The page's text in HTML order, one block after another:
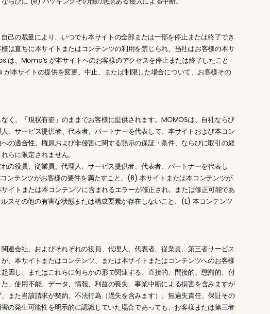
の裁量により、いつでも本サイトの全部または一部を停止または終了でき
は直ちに本サイトまたはコンテンツの利用を禁じられ、当社はお客様の本サ
、Momo’s が本サイトへのお客様のアクセスを停止または終了したこと
本サイトの提供を変更、中止、または制限した場合について、お客様その
く、「現状有姿」のままでお客様に提供されます。MOMOSは、自社ならび
、サービス提供者、代表者、パートナーを代表して、本サイトおよび本コン
の適合性、権原および非侵害に関する黙示の保証・条件、ならびに取引の経
らに限定されません。
の役員、従業員、代理人、サービス提供者、代表者、パートナーを代表し
ンテンツがお客様の要件を満たすこと、(B) 本サイトまたは本コンテンツが
イトまたは本コンテンツに含まれるエラーが修正され、または修正可能であ
スその他の有害な状態または構成要素が存在しないこと、(E) 本コンテンツ
連会社、およびそれぞれの役員、代理人、代表者、従業員、第三者サービス
、本サイトまたはコンテンツ、または本サイトまたはコンテンツへのお客様
因し、またはこれらに何らかの形で関連する、直接的、間接的、懲罰的、付
、使用不能、データ、情報、利益の喪失、事業中断による損害を含みますが
また当該請求が契約、不法行為（過失を含みます）、無過失責任、保証その
の発生可能性を明示的に認識していた場合であっても、お客様または第三者